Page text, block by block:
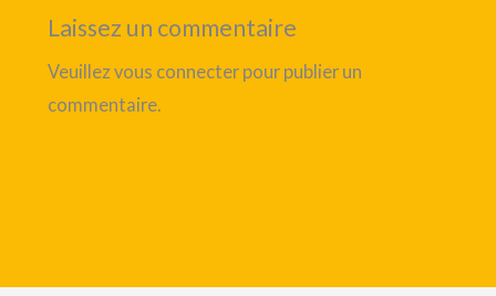
Laissez un commentaire
Veuillez vous connecter pour publier un
commentaire.